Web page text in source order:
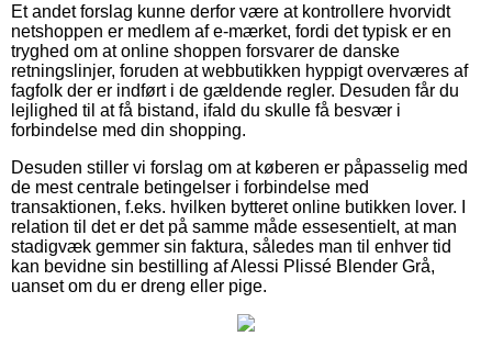
Et andet forslag kunne derfor være at kontrollere hvorvidt
netshoppen er medlem af e-mærket, fordi det typisk er en
tryghed om at online shoppen forsvarer de danske
retningslinjer, foruden at webbutikken hyppigt overværes af
fagfolk der er indført i de gældende regler. Desuden får du
lejlighed til at få bistand, ifald du skulle få besvær i
forbindelse med din shopping.
Desuden stiller vi forslag om at køberen er påpasselig med
de mest centrale betingelser i forbindelse med
transaktionen, f.eks. hvilken bytteret online butikken lover. I
relation til det er det på samme måde essesentielt, at man
stadigvæk gemmer sin faktura, således man til enhver tid
kan bevidne sin bestilling af Alessi Plissé Blender Grå,
uanset om du er dreng eller pige.